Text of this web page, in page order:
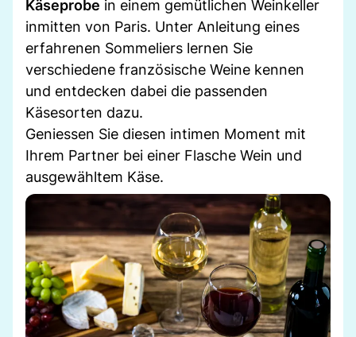
Käseprobe in einem gemütlichen Weinkeller
inmitten von Paris. Unter Anleitung eines
erfahrenen Sommeliers lernen Sie
verschiedene französische Weine kennen
und entdecken dabei die passenden
Käsesorten dazu.
Geniessen Sie diesen intimen Moment mit
Ihrem Partner bei einer Flasche Wein und
ausgewähltem Käse.